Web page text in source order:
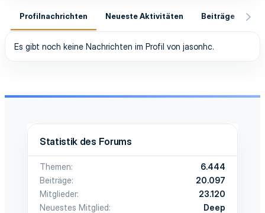
Profilnachrichten Neueste Aktivitäten Beiträge
Es gibt noch keine Nachrichten im Profil von jasonhc.
Statistik des Forums
Themen
6.444
Beiträge
20.097
Mitglieder
23.120
Neuestes Mitglied
Deep